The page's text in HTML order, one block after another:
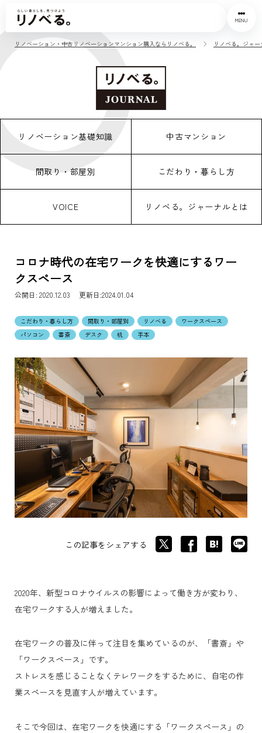
MENU
リノベーション・中古リノベーションマンション購入ならリノベる。 リノベる。ジャ
リノベーション基礎知識 中古マンション
間取り・部屋別 こだわり・暮らし方
VOICE リノベる。ジャーナルとは
コロナ時代の在宅ワークを快適にするワー
クスペース
公開日: 2020.12.03 更新日:2024.01.04
こだわり・暮らし方 間取り・部屋別 リノベる
ワークスペース
パソコン
書斎 デスク 机 手本
この記事をシェアする
2020年、新型コロナウイルスの影響によって働き方が変わり、
在宅ワークする人が増えました。
在宅ワークの普及に伴って注目を集めているのが、「書斎」や
「ワークスペース」です。
ストレスを感じることなくテレワークをするために、自宅の作
業スペースを見直す人が増えています。
そこで今回は、在宅ワークを快適にする「ワークスペース」の